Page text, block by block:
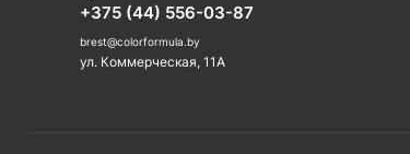
+375 (44) 556-03-87
brest@colorformula.by
ул. Коммерческая, 11А